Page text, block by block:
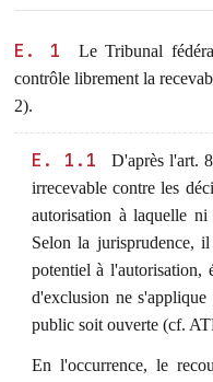
E. 1
Le Tribunal
contrôle librement la
2).
E. 1.1
D'après l'art.
irrecevable contre les
autorisation à laquelle
Selon la jurisprudence,
potentiel à l'autorisation,
d'exclusion ne
public soit ouverte (cf.
En l'occurrence, le